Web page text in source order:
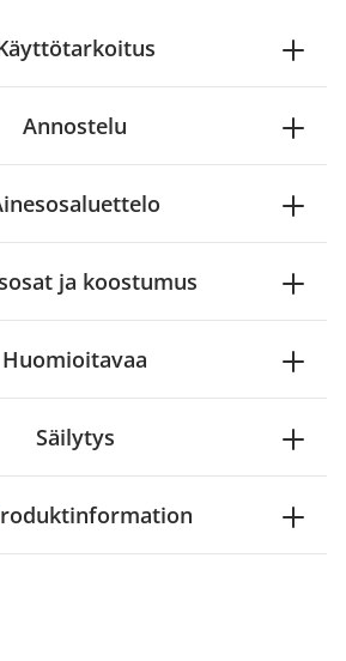
Annostelu
ja koostumus
Huomioitavaa
Säilytys